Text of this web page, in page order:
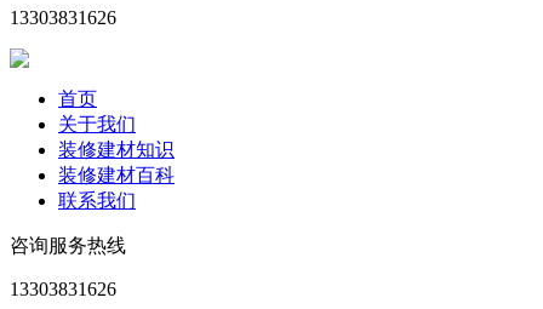
13303831626
首页
关于我们
装修建材知识
装修建材百科
联系我们
咨询服务热线
13303831626